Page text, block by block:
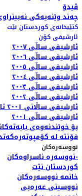
ڤیدۆ
چەند وێنەیەکی
کتێبخانەی کوردستان نێت
ئارشیفی کۆن
ئارشیفی ساڵی ٢٠٠٧
ئارشیفی ساڵی ٢٠٠٦
ئارشیفی ساڵی ٢٠٠٥
ئارشیفی ساڵی ٢٠٠٤
ئارشیفی ساڵی ٢٠٠٣
ئارشیفی ساڵی ٢٠٠٢
ئارشیفی ساڵانی ٢٠٠١ تا ٢٠٠٦
ئارشیفی ساڵی ٢٠٠١
بۆ خوێندنەوەی
فۆنتە لە
نووسەرەکان
نووسەرە ناسراوەکان-
کوردستان نێت
خانمە نووسەرەکان
نووسینی عەرەبی